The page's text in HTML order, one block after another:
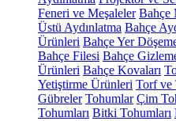
Feneri ve Meşaleler Bahçe
Üstü Aydınlatma Bahçe
Ürünleri Bahçe Yer
Bahçe Filesi Bahçe
Ürünleri Bahçe Kovaları
Yetiştirme Ürünleri Torf ve
Gübreler Tohumlar Çim
Tohumları Bitki Tohumları